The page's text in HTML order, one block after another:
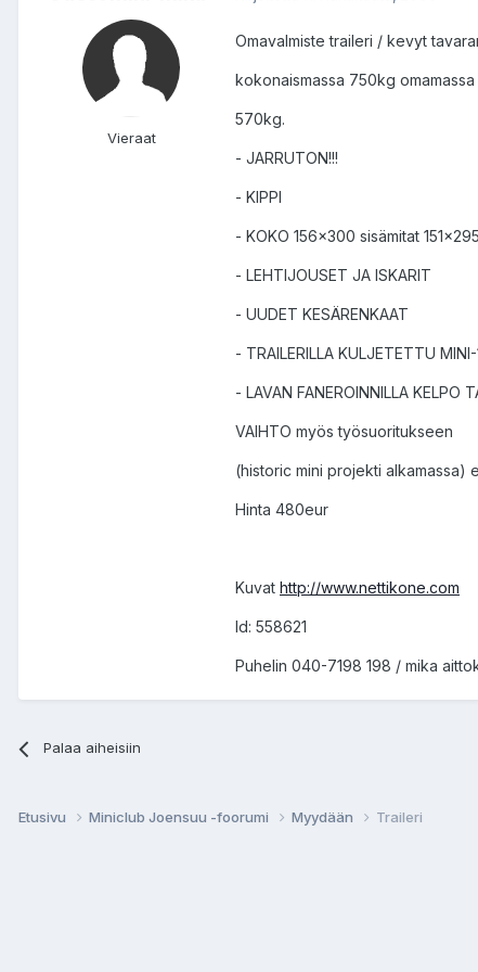
Vieraat
Omavalmiste traileri / kevyt
kokonaismassa 750kg
570kg.
- JARRUTON!!!
- KIPPI
- KOKO 156x300 sisämitat
- LEHTIJOUSET JA ISKARIT
- UUDET KESÄRENKAAT
- TRAILERILLA KULJETETTU
- LAVAN FANEROINNILLA KELPO
VAIHTO myös työsuoritukseen
(historic mini projekti alkamassa)
Hinta 480eur
Kuvat http://www.nettikone.com
Id: 558621
Puhelin 040-7198 198 / mika
Palaa aiheisiin
Etusivu Miniclub Joensuu -foorumi Myydään Traileri